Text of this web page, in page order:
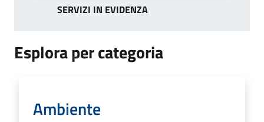
SERVIZI IN EVIDENZA
Esplora per categoria
Ambiente